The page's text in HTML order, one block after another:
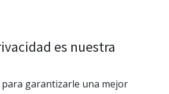
es nuestra
garantizarle una mejor